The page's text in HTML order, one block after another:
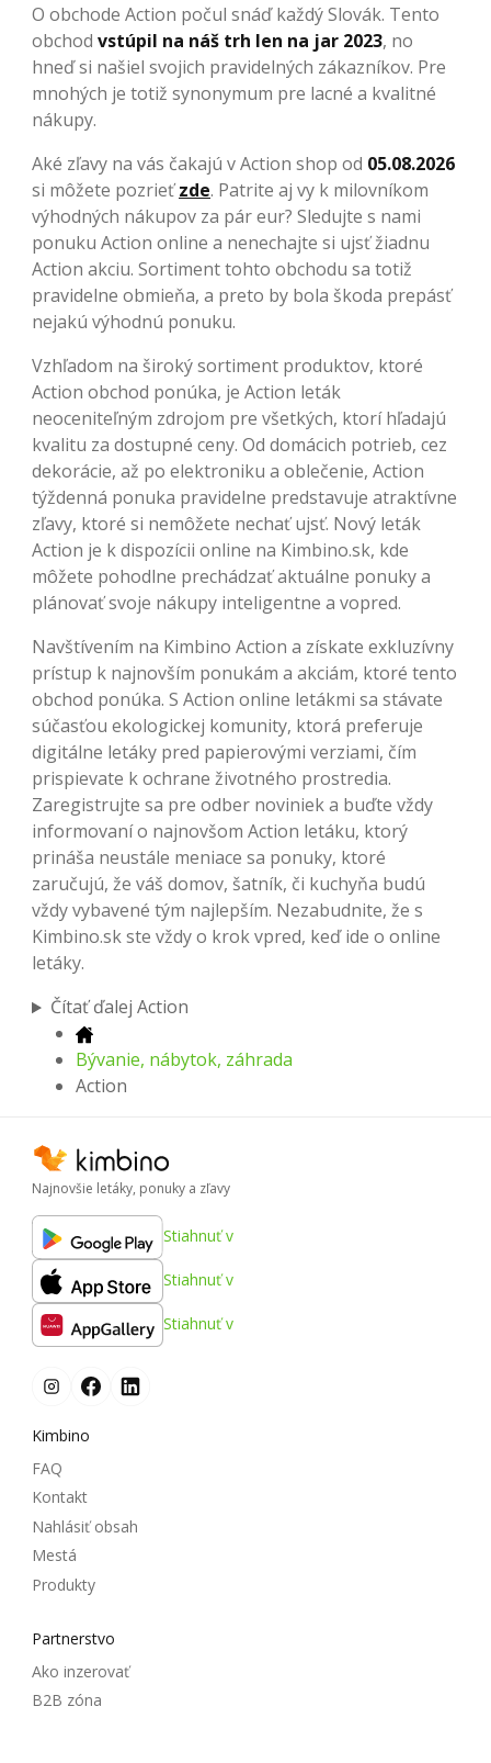
O obchode Action počul snáď každý Slovák. Tento
obchod vstúpil na náš trh len na jar 2023, no
hneď si našiel svojich pravidelných zákazníkov. Pre
mnohých je totiž synonymum pre lacné a kvalitné
nákupy.
Aké zľavy na vás čakajú v Action shop od 05.08.2026
si môžete pozrieťzde. Patrite aj vy k milovníkom
výhodných nákupov za pár eur? Sledujte s nami
ponuku Action online a nenechajte si ujsť žiadnu
Action akciu. Sortiment tohto obchodu sa totiž
pravidelne obmieňa, a preto by bola škoda prepásť
nejakú výhodnú ponuku.
Vzhľadom na široký sortiment produktov, ktoré
Action obchod ponúka, je Action leták
neoceniteľným zdrojom pre všetkých, ktorí hľadajú
kvalitu za dostupné ceny. Od domácich potrieb, cez
dekorácie, až po elektroniku a oblečenie, Action
týždenná ponuka pravidelne predstavuje atraktívne
zľavy, ktoré si nemôžete nechať ujsť. Nový leták
Action je k dispozícii online na Kimbino.sk, kde
môžete pohodlne prechádzať aktuálne ponuky a
plánovať svoje nákupy inteligentne a vopred.
Navštívením na Kimbino Action a získate exkluzívny
prístup k najnovším ponukám a akciám, ktoré tento
obchod ponúka. S Action online letákmi sa stávate
súčasťou ekologickej komunity, ktorá preferuje
digitálne letáky pred papierovými verziami, čím
prispievate k ochrane životného prostredia.
Zaregistrujte sa pre odber noviniek a buďte vždy
informovaní o najnovšom Action letáku, ktorý
prináša neustále meniace sa ponuky, ktoré
zaručujú, že váš domov, šatník, či kuchyňa budú
vždy vybavené tým najlepším. Nezabudnite, že s
Kimbino.sk ste vždy o krok vpred, keď ide o online
letáky.
Čítať ďalej Action
Bývanie, nábytok, záhrada
Action
Najnovšie letáky, ponuky a zľavy
Stiahnuť v
Stiahnuť v
Stiahnuť v
Kimbino
FAQ
Kontakt
Nahlásiť obsah
Mestá
Produkty
Partnerstvo
Ako inzerovať
B2B zóna